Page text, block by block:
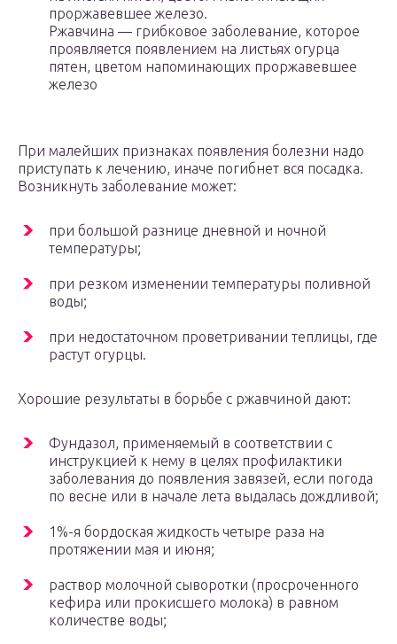
проржавевшее железо.
Ржавчина — грибковое заболевание, которое
проявляется появлением на листьях огурца
пятен, цветом напоминающих проржавевшее
железо
При малейших признаках появления болезни надо
приступать к лечению, иначе погибнет вся посадка.
Возникнуть заболевание может:
при большой разнице дневной и ночной
температуры;
при резком изменении температуры поливной
воды;
при недостаточном проветривании теплицы, где
растут огурцы.
Хорошие результаты в борьбе с ржавчиной дают:
Фундазол, применяемый в соответствии с
инструкцией к нему в целях профилактики
заболевания до появления завязей, если погода
по весне или в начале лета выдалась дождливой;
1%-я бордоская жидкость четыре раза на
протяжении мая и июня;
раствор молочной сыворотки (просроченного
кефира или прокисшего молока) в равном
количестве воды;